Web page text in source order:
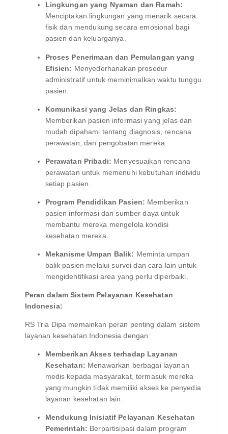
Lingkungan yang Nyaman dan Ramah:
Menciptakan lingkungan yang menarik secara
fisik dan mendukung secara emosional bagi
pasien dan keluarganya.
Proses Penerimaan dan Pemulangan yang
Efisien: Menyederhanakan prosedur
administratif untuk meminimalkan waktu tunggu
pasien.
Komunikasi yang Jelas dan Ringkas:
Memberikan pasien informasi yang jelas dan
mudah dipahami tentang diagnosis, rencana
perawatan, dan pengobatan mereka.
Perawatan Pribadi: Menyesuaikan rencana
perawatan untuk memenuhi kebutuhan individu
setiap pasien.
Program Pendidikan Pasien: Memberikan
pasien informasi dan sumber daya untuk
membantu mereka mengelola kondisi
kesehatan mereka.
Mekanisme Umpan Balik: Meminta umpan
balik pasien melalui survei dan cara lain untuk
mengidentifikasi area yang perlu diperbaiki.
Peran dalam Sistem Pelayanan Kesehatan
Indonesia:
RS Tria Dipa memainkan peran penting dalam sistem
layanan kesehatan Indonesia dengan:
Memberikan Akses terhadap Layanan
Kesehatan: Menawarkan berbagai layanan
medis kepada masyarakat, termasuk mereka
yang mungkin tidak memiliki akses ke penyedia
layanan kesehatan lain.
Mendukung Inisiatif Pelayanan Kesehatan
Pemerintah: Berpartisipasi dalam program